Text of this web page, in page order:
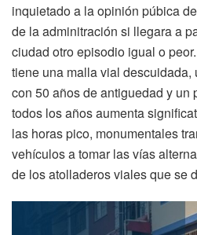
inquietado a la opinión púbica
de la adminitración si llegara a
ciudad otro episodio igual o
tiene una malla vial
con 50 años de antiguedad y un
todos los años aumenta
las horas pico, monumentales
vehículos a tomar las vías
de los atolladeros viales que se